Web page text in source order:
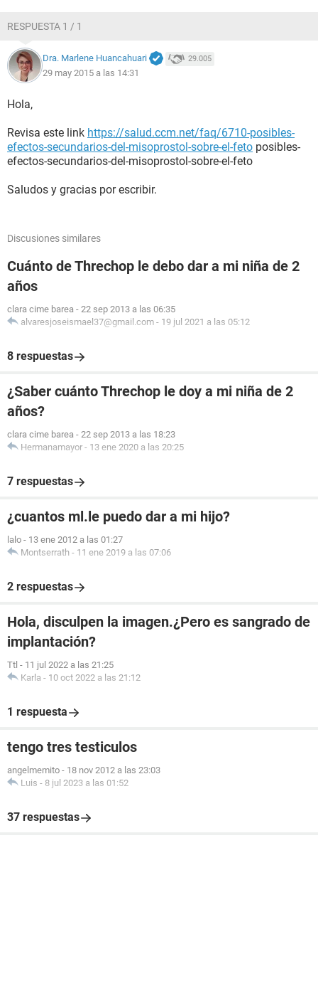
RESPUESTA 1 / 1
Dra. Marlene Huancahuari 29.005
29 may 2015 a las 14:31
Hola,
Revisa este link https://salud.ccm.net/faq/6710-posibles-
efectos-secundarios-del-misoprostol-sobre-el-feto posibles-
efectos-secundarios-del-misoprostol-sobre-el-feto
Saludos y gracias por escribir.
Discusiones similares
Cuánto de Threchop le debo dar a mi niña de 2
años
clara cime barea - 22 sep 2013 a las 06:35
alvaresjoseismael37@gmail.com - 19 jul 2021 a las 05:12
8 respuestas
¿Saber cuánto Threchop le doy a mi niña de 2
años?
clara cime barea - 22 sep 2013 a las 18:23
Hermanamayor - 13 ene 2020 a las 20:25
7 respuestas
¿cuantos ml.le puedo dar a mi hijo?
lalo - 13 ene 2012 a las 01:27
Montserrath - 11 ene 2019 a las 07:06
2 respuestas
Hola, disculpen la imagen.¿Pero es sangrado de
implantación?
Ttl - 11 jul 2022 a las 21:25
Karla - 10 oct 2022 a las 21:12
1 respuesta
tengo tres testiculos
angelmemito - 18 nov 2012 a las 23:03
Luis - 8 jul 2023 a las 01:52
37 respuestas